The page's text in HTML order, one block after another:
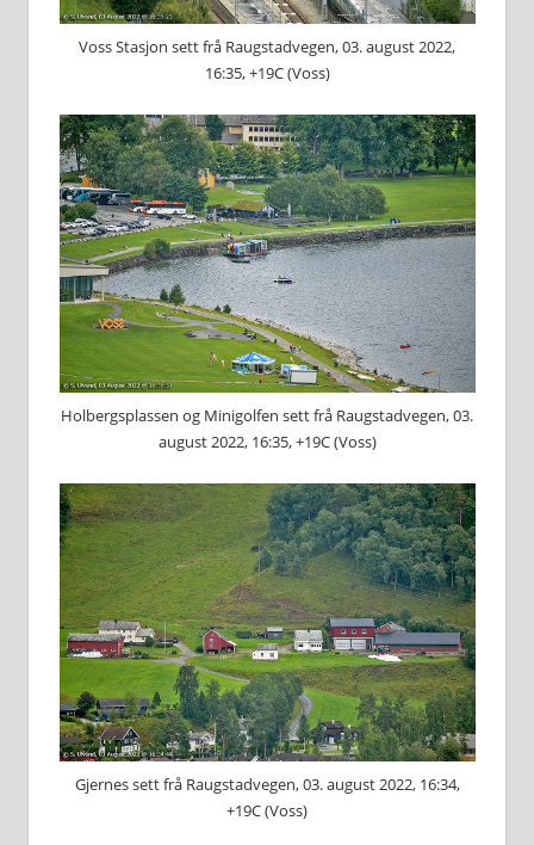
Voss Stasjon sett frå Raugstadvegen, 03. august 2022,
16:35, +19C (Voss)
Holbergsplassen og Minigolfen sett frå Raugstadvegen, 03.
august 2022, 16:35, +19C (Voss)
Gjernes sett frå Raugstadvegen, 03. august 2022, 16:34,
+19C (Voss)